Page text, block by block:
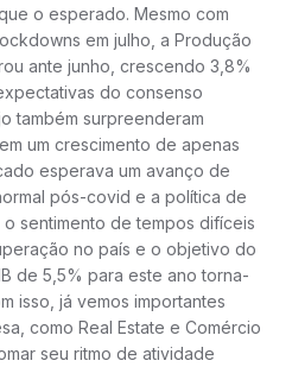
o esperado. Mesmo com
em julho, a Produção
ante junho, crescendo 3,8%
do consenso
também surpreenderam
um crescimento de apenas
esperava um avanço de
pós-covid e a política de
sentimento de tempos difíceis
no país e o objetivo do
de 5,5% para este ano torna-
isso, já vemos importantes
como Real Estate e Comércio
seu ritmo de atividade